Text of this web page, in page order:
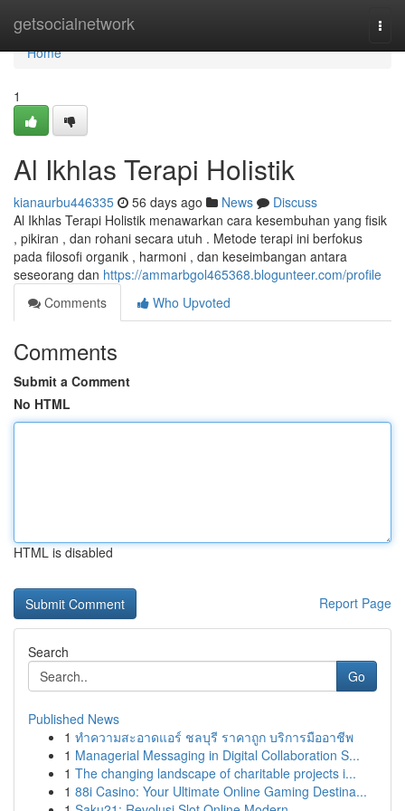
getsocialnetwork
Home
Home
1
Al Ikhlas Terapi Holistik
kianaurbu446335 56 days ago News
Discuss
Al Ikhlas Terapi Holistik menawarkan cara kesembuhan yang fisik
, pikiran , dan rohani secara utuh . Metode terapi ini berfokus
pada filosofi organik , harmoni , dan keseimbangan antara
seseorang dan https://ammarbgol465368.blogunteer.com/profile
Comments
Who Upvoted
Comments
Submit a Comment
No HTML
HTML is disabled
Report Page
Search
Go
Published News
1 ทำความสะอาดแอร์ ชลบุรี ราคาถูก บริการมืออาชีพ
1 Managerial Messaging in Digital Collaboration S...
1 The changing landscape of charitable projects i...
1 88i Casino: Your Ultimate Online Gaming Destina...